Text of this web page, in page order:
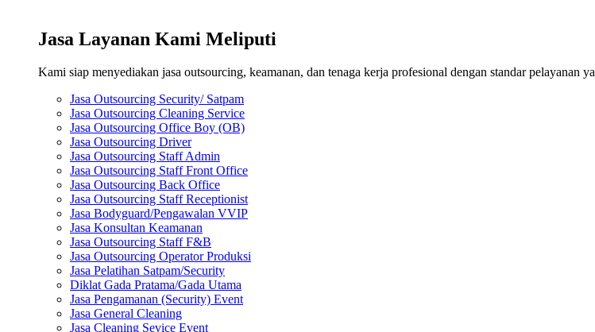
Jasa Layanan Kami Meliputi
Kami siap menyediakan jasa outsourcing, keamanan, dan tenaga kerja profesional dengan standar pelayanan
Jasa Outsourcing Security/ Satpam
Jasa Outsourcing Cleaning Service
Jasa Outsourcing Office Boy (OB)
Jasa Outsourcing Driver
Jasa Outsourcing Staff Admin
Jasa Outsourcing Staff Front Office
Jasa Outsourcing Back Office
Jasa Outsourcing Staff Receptionist
Jasa Bodyguard/Pengawalan VVIP
Jasa Konsultan Keamanan
Jasa Outsourcing Staff F&B
Jasa Outsourcing Operator Produksi
Jasa Pelatihan Satpam/Security
Diklat Gada Pratama/Gada Utama
Jasa Pengamanan (Security) Event
Jasa General Cleaning
Jasa Cleaning Sevice Event